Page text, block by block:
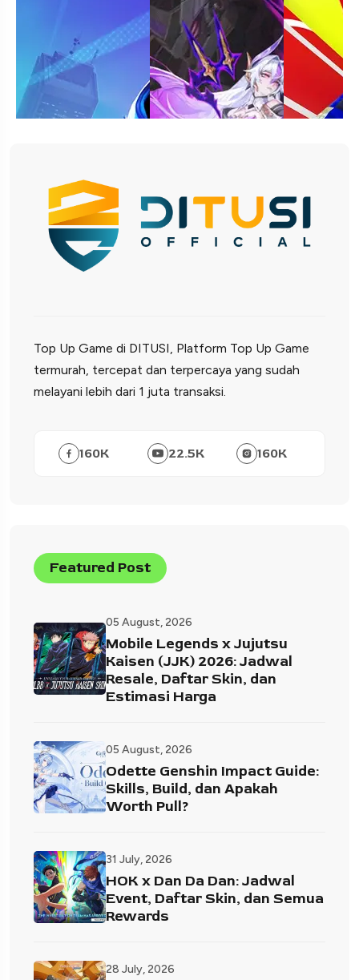
Top Up Game di DITUSI, Platform Top Up Game
termurah, tercepat dan terpercaya yang sudah
melayani lebih dari 1 juta transaksi.
160K 22.5K 160K
Featured Post
05 August, 2026
Mobile Legends x Jujutsu
Kaisen (JJK) 2026: Jadwal
Resale, Daftar Skin, dan
Estimasi Harga
05 August, 2026
Odette Genshin Impact Guide:
Skills, Build, dan Apakah
Worth Pull?
31 July, 2026
HOK x Dan Da Dan: Jadwal
Event, Daftar Skin, dan Semua
Rewards
28 July, 2026